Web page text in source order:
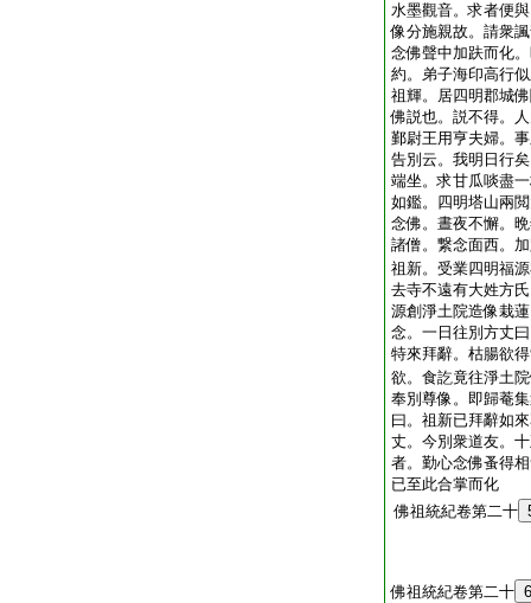
水墨觀音。求者便
像分施親故。請衆
念佛聲中加趺而化
約。弟子海印高行
祖輝。居四明郡城
佛説也。説不得。
鄞尉王用亨夫婦。
告別云。我明日行
端坐。求甘瓜啖盡
如鑑。四明塔山兩
念佛。晝夜不懈。
諸僧。繋念面西。
祖新。受業四明福
去寺不遠有大姓方
源創淨土院造像栽
念。一日往別方丈
特來拜辭。枯腸欲
欲。食訖竟往淨土
奉別尊像。即歸菴
曰。祖新已拜辭如
丈。今別衆道友。
者。勤心念佛蚤得
已至此合掌而化
佛祖統紀卷第二十
佛祖統紀卷第二十 6